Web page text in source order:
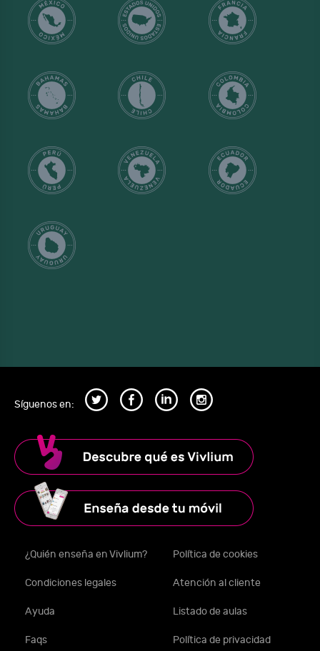
Síguenos en:
¿Quién enseña en Vivlium? Política de cookies
Condiciones legales Atención al cliente
Ayuda Listado de aulas
Faqs Política de privacidad